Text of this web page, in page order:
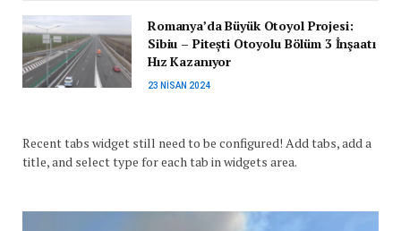
Romanya’da Büyük Otoyol Projesi:
Sibiu – Pitești Otoyolu Bölüm 3 İnşaatı
Hız Kazanıyor
23 NISAN 2024
Recent tabs widget still need to be configured! Add tabs, add a
title, and select type for each tab in widgets area.